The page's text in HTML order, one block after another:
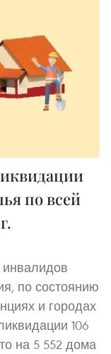
по всей
по состоянию
и городах
106
на 5 552 дома